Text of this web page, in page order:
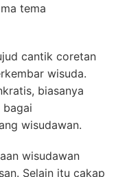
tema
cantik coretan
wisuda.
biasanya
bagai
wisudawan.
wisudawan
Selain itu cakap